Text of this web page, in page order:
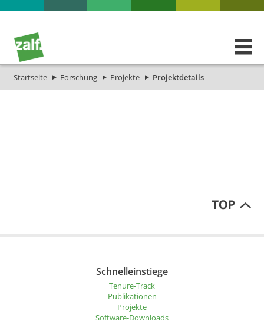
Startseite Forschung Projekte Projektdetails
Schnelleinstiege
Tenure-Track
Publikationen
Projekte
Software-Downloads